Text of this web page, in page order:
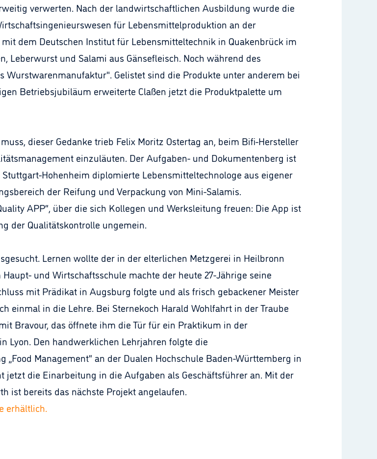
verwerten. Nach der landwirtschaftlichen Ausbildung wurde die
für Lebensmittelproduktion an der
dem Deutschen Institut für Lebensmitteltechnik in Quakenbrück im
Leberwurst und Salami aus Gänsefleisch. Noch während des
Wurstwarenmanufaktur". Gelistet sind die Produkte unter anderem bei
Betriebsjubiläum erweiterte Claßen jetzt die Produktpalette um
dieser Gedanke trieb Felix Moritz Ostertag an, beim Bifi-Hersteller
einzuläuten. Der Aufgaben- und Dokumentenberg ist
Hohenheim diplomierte Lebensmitteltechnologe aus eigener
der Reifung und Verpackung von Mini-Salamis.
APP“, über die sich Kollegen und Werksleitung freuen: Die App ist
der Qualitätskontrolle ungemein.
Lernen wollte der in der elterlichen Metzgerei in Heilbronn
und Wirtschaftsschule machte der heute 27-Jährige seine
mit Prädikat in Augsburg folgte und als frisch gebackener Meister
einmal in die Lehre. Bei Sternekoch Harald Wohlfahrt in der Traube
Bravour, das öffnete ihm die Tür für ein Praktikum in der
Lyon. Den handwerklichen Lehrjahren folgte die
Management“ an der Dualen Hochschule Baden-Württemberg in
die Einarbeitung in die Aufgaben als Geschäftsführer an. Mit der
ist bereits das nächste Projekt angelaufen.
erhältlich.